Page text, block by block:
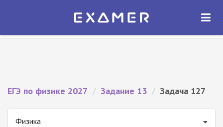
Экзамер — ЕГЭ 2027
ОТКРЫТЬ
ЕГЭ по физике 2027 / Задание 13 / Задача 127
Физика